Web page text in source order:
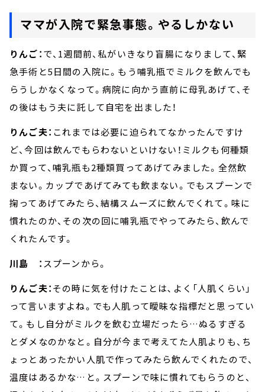
ママが入院で緊急事態。やるしかない
りんご：で、1週間前、私がいきなり盲腸になりまして、緊
急手術と5日間の入院に。もう哺乳瓶でミルクを飲んでも
らうしかなくなって。病院に向かう直前に母乳あげて、そ
の後はもう夫に託して自宅を出ました！
りんご夫： これまでは必要に迫られてなかったんですけ
ど、今回は飲んでもらわないといけない！ミルクも何種類
か買って、哺乳瓶も2種類買ってあげてみました。全然飲
まない。カップであげてみても飲まない。でもスプーンで
掬ってあげてみたら、結構スムーズに飲んでくれて。味に
慣れたのか、その次の回に哺乳瓶でやってみたら、飲んで
くれたんです。
川島 ：スプーンから。
りんご夫：その時に気を付けたことは､よく「人肌くらい」
って言いますよね。でも人肌って曖昧な指標だと思ってい
て。もし自分がミルクを飲む立場だったら…ぬるすぎる
とダメなのかなと。自分が今まで考えてた人肌よりも、ち
ょっとあったかい人肌で作ってみたら飲んでくれたので、
温度はあるかな…と。スプーンで味に慣れてもらうのと、